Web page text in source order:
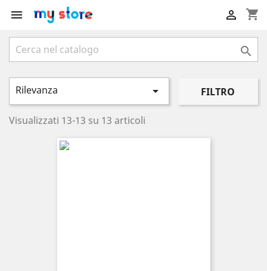
 shopping_cart


Rilevanza  FILTRO
Visualizzati 13-13 su 13 articoli